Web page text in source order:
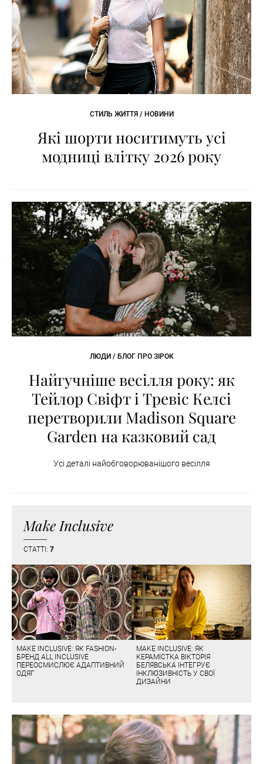
СТИЛЬ ЖИТТЯ / НОВИНИ
Які шорти носитимуть усі
модниці влітку 2026 року
ЛЮДИ / БЛОГ ПРО ЗІРОК
Найгучніше весілля року: як
Тейлор Свіфт і Тревіс Келсі
перетворили Madison Square
Garden на казковий сад
Усі деталі найобговорюванішого весілля
Make Inclusive
СТАТТІ: 7
MAKE INCLUSIVE: ЯК FASHION-
БРЕНД ALL INCLUSIVE
ПЕРЕОСМИСЛЮЄ АДАПТИВНИЙ
ОДЯГ
MAKE INCLUSIVE: ЯК
КЕРАМІСТКА ВІКТОРІЯ
БЕЛЯВСЬКА ІНТЕГРУЄ
ІНКЛЮЗИВНІСТЬ У СВОЇ
ДИЗАЙНИ